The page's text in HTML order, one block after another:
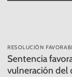
RESOLUCIÓN
Sentencia
vulneración del